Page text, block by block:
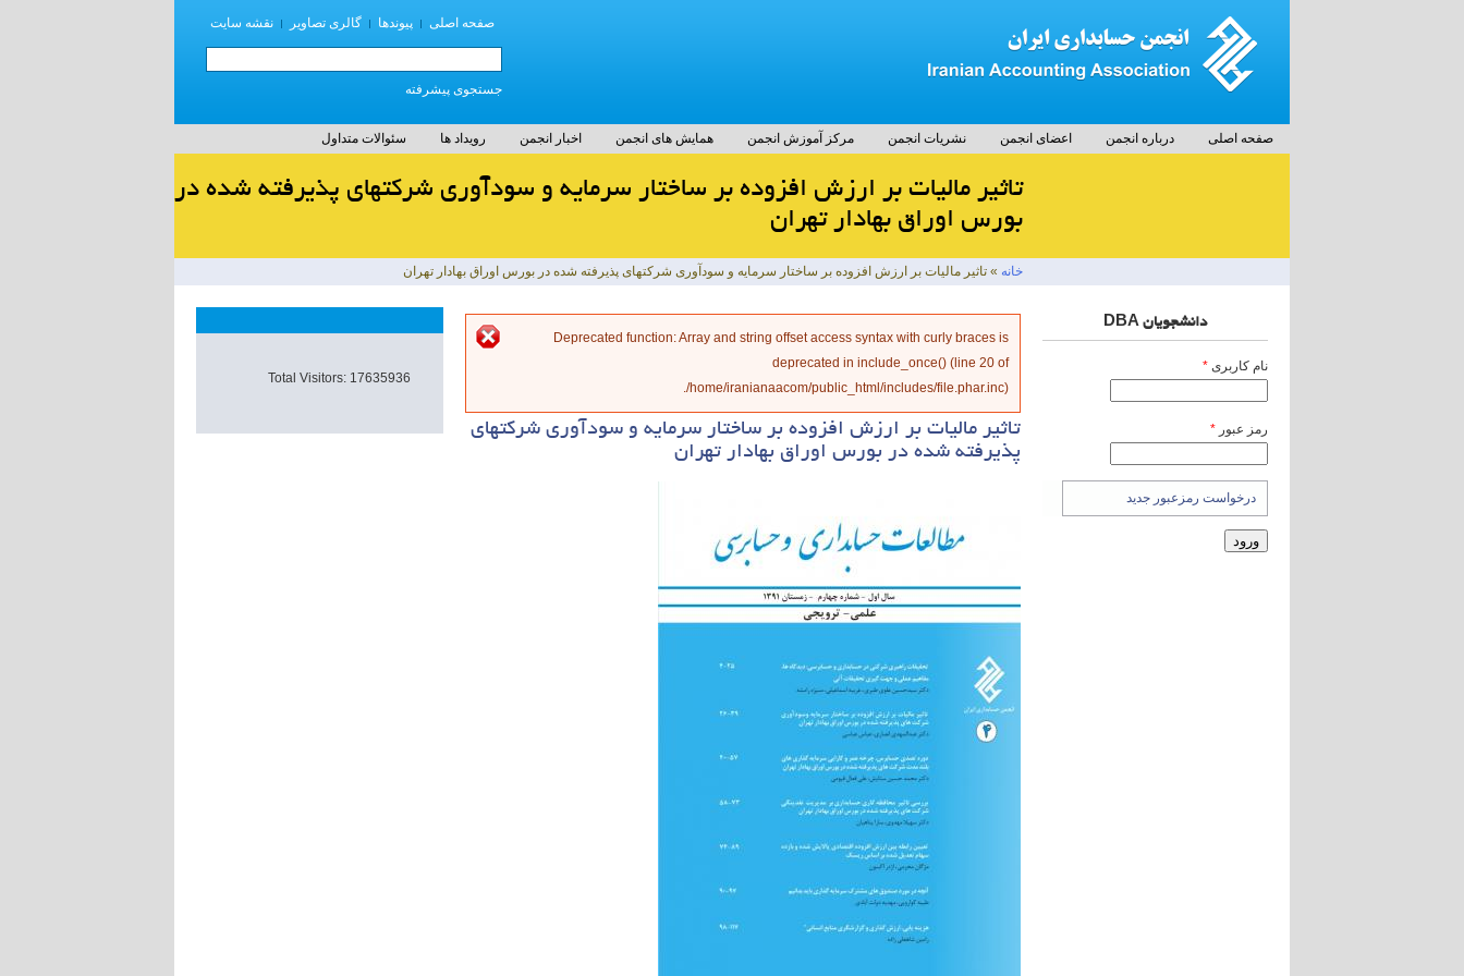
صفحه اصلی پیوندها گالری تصاویر نقشه سایت
جستجوی پیشرفته
صفحه اصلی درباره انجمن اعضای انجمن نشریات انجمن مرکز آموزش انجمن همایش های انجمن اخبار انجمن رویداد ها سئوالات متداول
تاثیر مالیات بر ارزش افزوده بر ساختار سرمایه و سودآوری شرکتهای پذیرفته شده در
بورس اوراق بهادار تهران
خانه » تاثیر مالیات بر ارزش افزوده بر ساختار سرمایه و سودآوری شرکتهای پذیرفته شده در بورس اوراق بهادار تهران
دانشجویان DBA
نام کاربری *
رمز عبور *
درخواست رمزعبور جدید
پیام خطا Deprecated function: Array and string offset access syntax with curly braces is
deprecated in include_once() (line 20 of
/home/iranianaacom/public_html/includes/file.phar.inc).
تاثیر مالیات بر ارزش افزوده بر ساختار سرمایه و سودآوری شرکتهای
پذیرفته شده در بورس اوراق بهادار تهران
Total Visitors: 17635936